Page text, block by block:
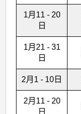
1月11 - 20
日
1月21 - 31
日
2月1 - 10日
2月11 - 20
日